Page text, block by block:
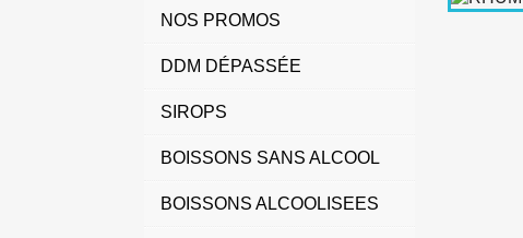
NOS PROMOS
DDM DÉPASSÉE
SIROPS
BOISSONS SANS ALCOOL
BOISSONS ALCOOLISEES